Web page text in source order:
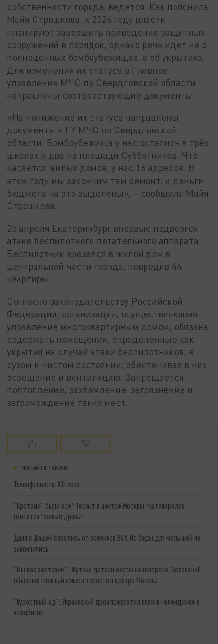
собственности города, ведется. Как пояснила
Майя Строшкова, к 2026 году власти
планируют завершить приведение защитных
сооружений в порядок, однако речь идет не о
полноценных бомбоубежищах, а об укрытиях.
Для изменения их статуса в Главное
управление МЧС по Свердловской области
направлены соответствующие документы.
«На понижение их статуса направлены
документы в ГУ МЧС по Свердловской
области. Бомбоубежища у нас остались в трёх
школах и два на площади Субботников. Что
касается жилых домов, у нас 16 адресов. В
этом году мы закончим там ремонт, и деньги
бюджета на это выделены», – сообщила Майя
Строшкова.
25 апреля Екатеринбург впервые подвергся
атаке беспилотного летательного аппарата.
Беспилотник врезался в жилой дом в
центральной части города, повредив 44
квартиры.
Согласно законодательству Российской
Федерации, организация, осуществляющая
управление многоквартирным домом, обязана
содержать помещения, определенные как
укрытия на случай атаки беспилотников, в
сухом и чистом состоянии, обеспечивая в них
освещение и вентиляцию. Запрещается
подтопление, захламление, загрязнение и
загромождение таких мест.
ЧИТАЙТЕ ТАКЖЕ:
Технофашисты XXI века
"Кротами" были все? Теракт в центре Москвы: На генералов
охотятся "живые дроны"
Даня с Дашей спаслись от боевиков ВСУ. Но беды для малышей не
закончились
"Мы вас заставим": Жуткие детали охоты на генерала. Зеленский
объяснил главный смысл теракта в центре Москвы
"Курортный ад": Украинский дрон превратил пляж в Геленджике в
кладбище